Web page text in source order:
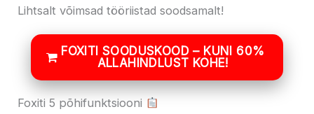
Lihtsalt võimsad tööriistad soodsamalt!
FOXITI SOODUSKOOD – KUNI 60%
ALLAHINDLUST KOHE!
Foxiti 5 põhifunktsiooni